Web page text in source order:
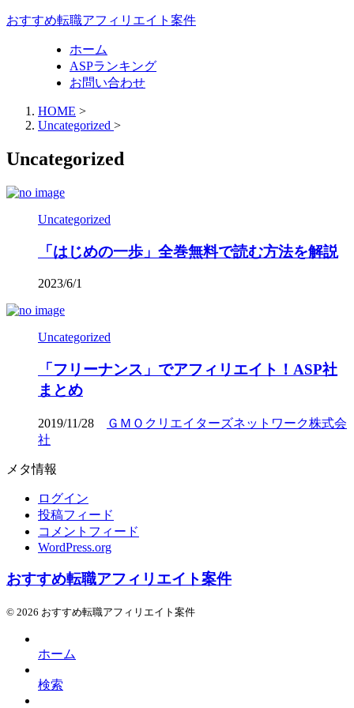
おすすめ転職アフィリエイト案件
ホーム
ASPランキング
お問い合わせ
HOME >
Uncategorized >
Uncategorized
Uncategorized
「はじめの一歩」全巻無料で読む方法を解説
2023/6/1
Uncategorized
「フリーナンス」でアフィリエイト！ASP社
まとめ
2019/11/28
ＧＭＯクリエイターズネットワーク株式会
社
メタ情報
ログイン
投稿フィード
コメントフィード
WordPress.org
おすすめ転職アフィリエイト案件
© 2026 おすすめ転職アフィリエイト案件
ホーム
検索